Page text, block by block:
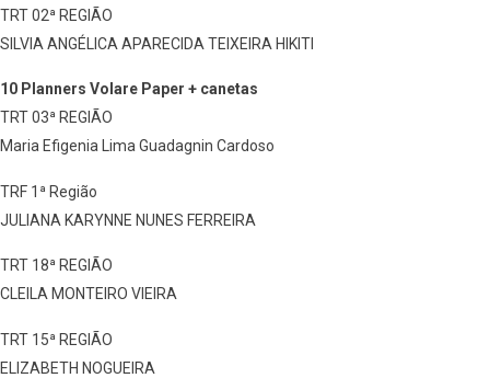
TRT 02ª REGIÃO
SILVIA ANGÉLICA APARECIDA TEIXEIRA HIKITI
10 Planners Volare Paper + canetas
TRT 03ª REGIÃO
Maria Efigenia Lima Guadagnin Cardoso
TRF 1ª Região
JULIANA KARYNNE NUNES FERREIRA
TRT 18ª REGIÃO
CLEILA MONTEIRO VIEIRA
TRT 15ª REGIÃO
ELIZABETH NOGUEIRA